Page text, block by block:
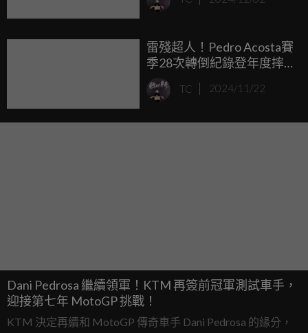
面！
雷殘超人！Pedro Acosta賽
季28次轉倒紀錄登年度摔
車王！
TC 2024/11/22
Dani Pedrosa 繼續領軍！KTM 再簽前冠軍測試車手，
迎接第七年 MotoGP 挑戰！
KTM 決定再續和 MotoGP 傳奇車手 Dani Pedrosa 的緣分，